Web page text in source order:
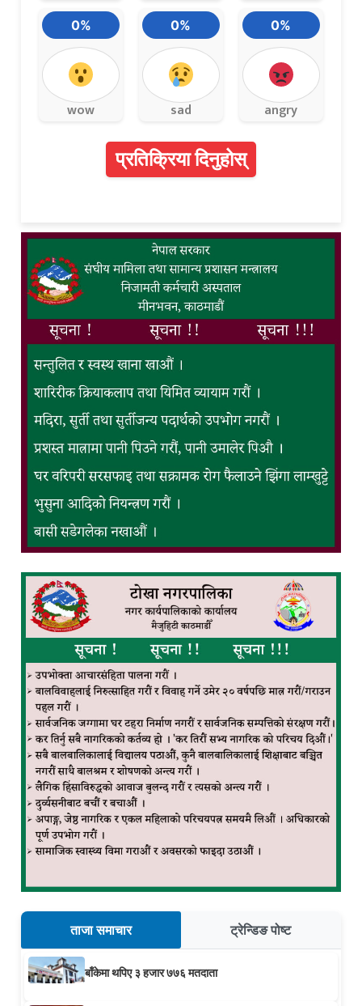
0%
wow
0%
sad
0%
angry
प्रतिक्रिया दिनुहोस्
ताजा समाचार ट्रेन्डिङ पोष्ट
बाँकेमा थपिए ३ हजार ७७६ मतदाता